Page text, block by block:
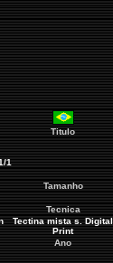
Titulo
1
Tamanho
Tecnica
Tectina mistas. Digital
Print
Ano